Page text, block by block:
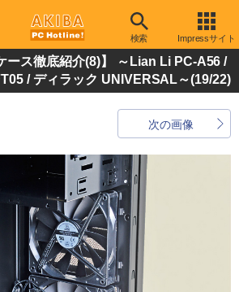
検索 Impressサイト
ース徹底紹介(8)】 ～Lian Li PC-A56 /
/ ディラック UNIVERSAL～(19/22)
次の画像